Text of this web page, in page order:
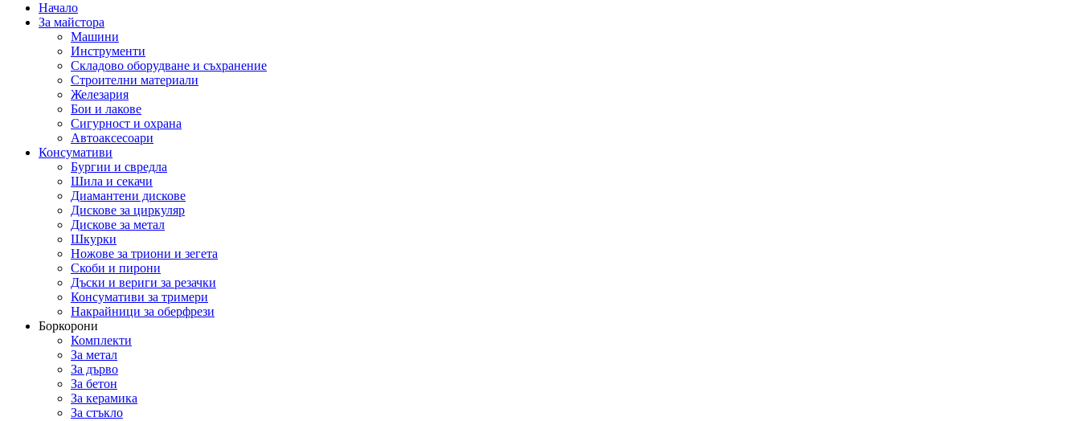
Начало
За майстора
Машини
Инструменти
Складово оборудване и съхранение
Строителни материали
Железария
Бои и лакове
Сигурност и охрана
Автоаксесоари
Консумативи
Бургии и свредла
Шила и секачи
Диамантени дискове
Дискове за циркуляр
Дискове за метал
Шкурки
Ножове за триони и зегета
Скоби и пирони
Дъски и вериги за резачки
Консумативи за тримери
Накрайници за оберфрези
Боркорони
Комплекти
За метал
За дърво
За бетон
За керамика
За стъкло